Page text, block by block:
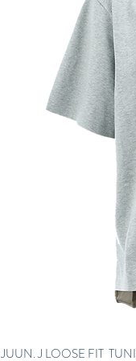
JUUN. J LOOSE FIT